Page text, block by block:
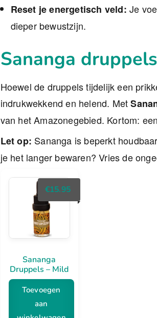
Reset je energetisch veld: Je
dieper bewustzijn.
Sananga
Hoewel de druppels tijdelijk een
indrukwekkend en helend. Met
van het Amazonegebied. Kortom:
Let op: Sananga is beperkt
je het langer bewaren? Vries de
Sananga
Druppels – Mild
€15.95
Toevoegen
aan